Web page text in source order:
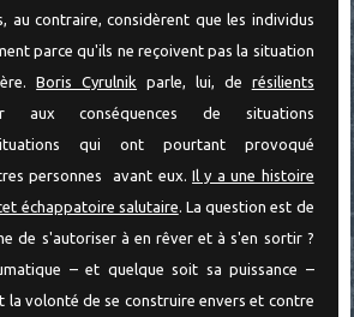
au contraire, considèrent que les individus
parce qu'ils ne reçoivent pas la situation
Boris Cyrulnik parle, lui, de résilients
aux conséquences de situations
qui ont pourtant provoqué
personnes avant eux.Il y a une histoire
échappatoire salutaire. La question est de
de s'autoriser à en rêver et à s'en sortir ?
– et quelque soit sa puissance –
la volonté de se construire envers et contre